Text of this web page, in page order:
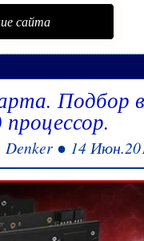
сайта
Подбор
процессор.
Denker ● 14